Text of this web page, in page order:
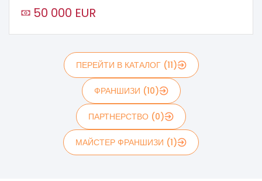
50 000 EUR
ПЕРЕЙТИ В КАТАЛОГ (11)
ФРАНШИЗИ (10)
ПАРТНЕРСТВО (0)
МАЙСТЕР ФРАНШИЗИ (1)